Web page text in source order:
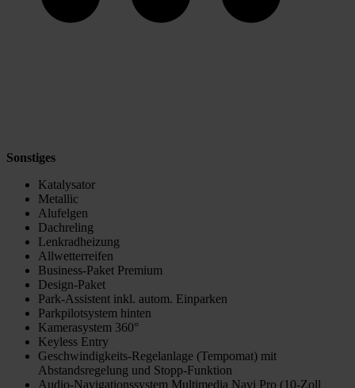
Sonstiges
Katalysator
Metallic
Alufelgen
Dachreling
Lenkradheizung
Allwetterreifen
Business-Paket Premium
Design-Paket
Park-Assistent inkl. autom. Einparken
Parkpilotsystem hinten
Kamerasystem 360°
Keyless Entry
Geschwindigkeits-Regelanlage (Tempomat) mit
Abstandsregelung und Stopp-Funktion
Audio-Navigationssystem Multimedia Navi Pro (10-Zoll